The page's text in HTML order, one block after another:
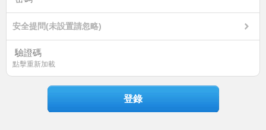
安全提問(未設置請忽略)
點擊重新加載
登錄